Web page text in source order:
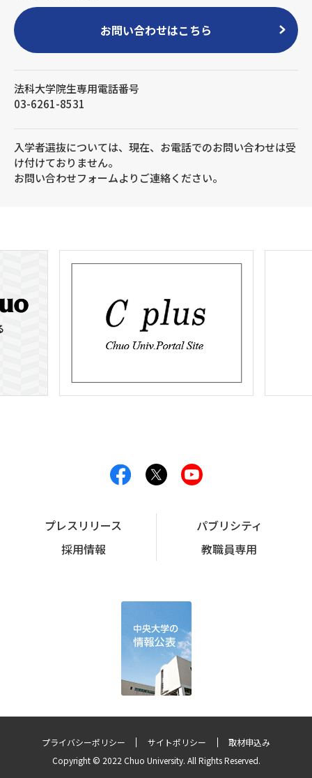
お問い合わせはこちら
法科大学院生専用電話番号
03-6261-8531
入学者選抜については、現在、お電話でのお問い合わせは受
け付けておりません。
お問い合わせフォームよりご連絡ください。
プレスリリース
パブリシティ
採用情報
教職員専用
プライバシーポリシー サイトポリシー
取材申込み
Copyright © 2022 Chuo University. All Rights Reserved.